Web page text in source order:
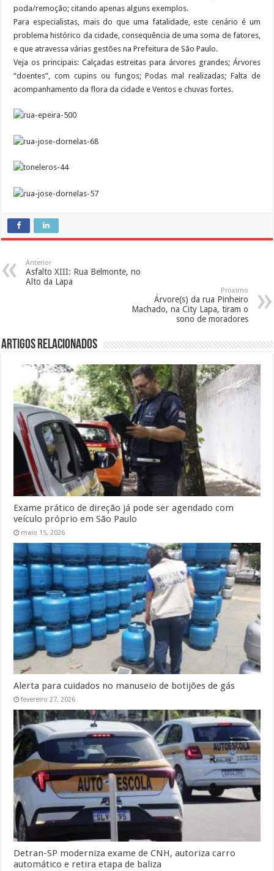
poda/remoção; citando apenas alguns exemplos.
Para especialistas, mais do que uma fatalidade, este cenário é um
problema histórico da cidade, consequência de uma soma de fatores,
e que atravessa várias gestões na Prefeitura de São Paulo.
Veja os principais: Calçadas estreitas para árvores grandes; Árvores
“doentes”, com cupins ou fungos; Podas mal realizadas; Falta de
acompanhamento da flora da cidade e Ventos e chuvas fortes.
Anterior
Asfalto XIII: Rua Belmonte, no
Alto da Lapa
Próximo
Árvore(s) da rua Pinheiro
Machado, na City Lapa, tiram o
sono de moradores
Artigos Relacionados
Exame prático de direção já pode ser agendado com
veículo próprio em São Paulo
maio 15, 2026
Alerta para cuidados no manuseio de botijões de gás
fevereiro 27, 2026
Detran-SP moderniza exame de CNH, autoriza carro
automático e retira etapa de baliza